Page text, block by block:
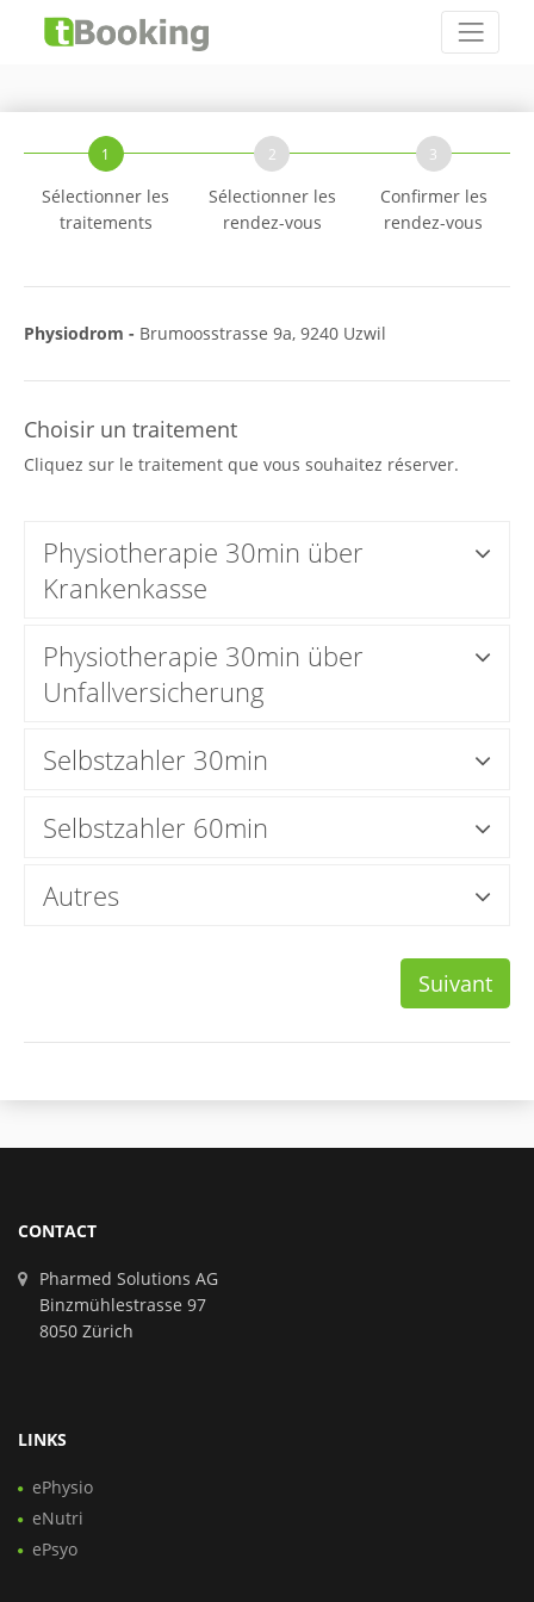
1
Sélectionner les
traitements
2
Sélectionner les
rendez-vous
3
Confirmer les
rendez-vous
Physiodrom - Brumoosstrasse 9a, 9240 Uzwil
Choisir un traitement
Cliquez sur le traitement que vous souhaitez réserver.
Physiotherapie 30min über
Krankenkasse
Physiotherapie 30min über
Unfallversicherung
Selbstzahler 30min
Selbstzahler 60min
Autres
Suivant
CONTACT
Pharmed Solutions AG
Binzmühlestrasse 97
8050 Zürich
LINKS
ePhysio
eNutri
ePsyo